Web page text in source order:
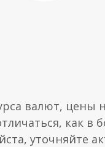
валют, цены
как в
уточняйте